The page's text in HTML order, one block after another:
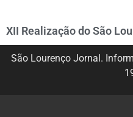
XII Realização do São
São Lourenço Jornal.